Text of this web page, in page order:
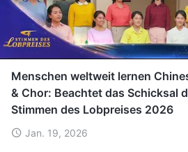
Menschen weltweit lernen
& Chor: Beachtet das Schicksal
Stimmen des Lobpreises 2026
Jan. 19, 2026